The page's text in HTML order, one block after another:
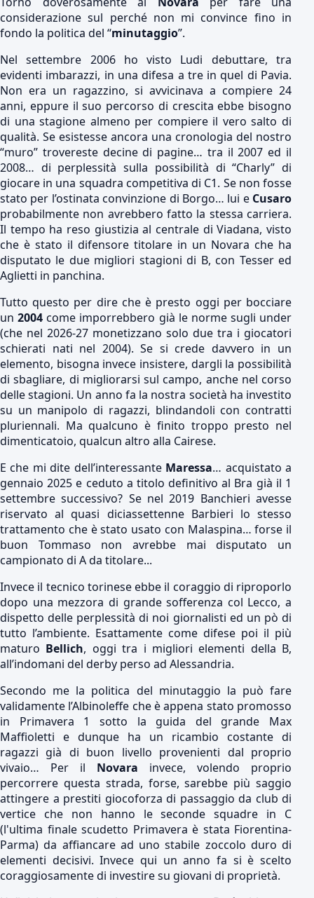
considerazione sul perché non mi convince fino in
fondo la politica del “minutaggio”.
Nel settembre 2006 ho visto Ludi debuttare, tra
evidenti imbarazzi, in una difesa a tre in quel di Pavia.
Non era un ragazzino, si avvicinava a compiere 24
anni, eppure il suo percorso di crescita ebbe bisogno
di una stagione almeno per compiere il vero salto di
qualità. Se esistesse ancora una cronologia del nostro
“muro” trovereste decine di pagine… tra il 2007 ed il
2008… di perplessità sulla possibilità di “Charly” di
giocare in una squadra competitiva di C1. Se non fosse
stato per l’ostinata convinzione di Borgo… lui e Cusaro
probabilmente non avrebbero fatto la stessa carriera.
Il tempo ha reso giustizia al centrale di Viadana, visto
che è stato il difensore titolare in un Novara che ha
disputato le due migliori stagioni di B, con Tesser ed
Aglietti in panchina.
Tutto questo per dire che è presto oggi per bocciare
un 2004 come imporrebbero già le norme sugli under
(che nel 2026-27 monetizzano solo due tra i giocatori
schierati nati nel 2004). Se si crede davvero in un
elemento, bisogna invece insistere, dargli la possibilità
di sbagliare, di migliorarsi sul campo, anche nel corso
delle stagioni. Un anno fa la nostra società ha investito
su un manipolo di ragazzi, blindandoli con contratti
pluriennali. Ma qualcuno è finito troppo presto nel
dimenticatoio, qualcun altro alla Cairese.
E che mi dite dell’interessante Maressa… acquistato a
gennaio 2025 e ceduto a titolo definitivo al Bra già il 1
settembre successivo? Se nel 2019 Banchieri avesse
riservato al quasi diciassettenne Barbieri lo stesso
trattamento che è stato usato con Malaspina… forse il
buon Tommaso non avrebbe mai disputato un
campionato di A da titolare...
Invece il tecnico torinese ebbe il coraggio di riproporlo
dopo una mezzora di grande sofferenza col Lecco, a
dispetto delle perplessità di noi giornalisti ed un pò di
tutto l’ambiente. Esattamente come difese poi il più
maturo Bellich, oggi tra i migliori elementi della B,
all’indomani del derby perso ad Alessandria.
Secondo me la politica del minutaggio la può fare
validamente l’Albinoleffe che è appena stato promosso
in Primavera 1 sotto la guida del grande Max
Maffioletti e dunque ha un ricambio costante di
ragazzi già di buon livello provenienti dal proprio
vivaio… Per il Novara invece, volendo proprio
percorrere questa strada, forse, sarebbe più saggio
attingere a prestiti giocoforza di passaggio da club di
vertice che non hanno le seconde squadre in C
(l'ultima finale scudetto Primavera è stata Fiorentina-
Parma) da affiancare ad uno stabile zoccolo duro di
elementi decisivi. Invece qui un anno fa si è scelto
coraggiosamente di investire su giovani di proprietà.